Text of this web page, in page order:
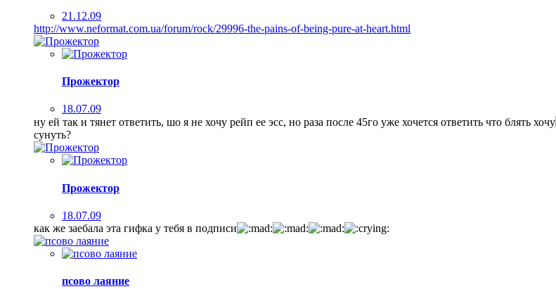
21.12.09
http://www.neformat.com.ua/forum/rock/29996-the-pains-of-being-pure-at-heart.html
Прожектор
18.07.09
ну ей так и тянет ответить, шо я не хочу рейп ее эсс, но раза после 45го уже хочется ответить что блять хочу
сунуть?
Прожектор
18.07.09
как же заебала эта гифка у тебя в подписи
псово лаяние